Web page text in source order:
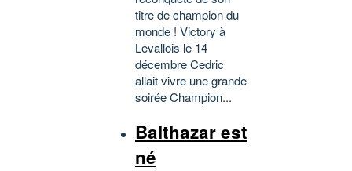
titre de champion du
monde ! Victory à
Levallois le 14
décembre Cedric
allait vivre une grande
soirée Champion...
Balthazar est
né